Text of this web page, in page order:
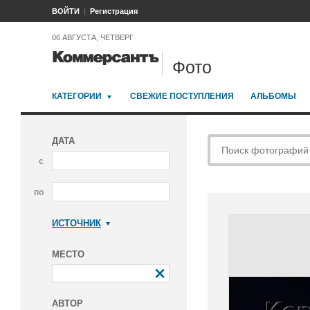
ВОЙТИ Регистрация
06 АВГУСТА, ЧЕТВЕРГ
Фото
КАТЕГОРИИ СВЕЖИЕ ПОСТУПЛЕНИЯ АЛЬБОМЫ
ДАТА
с
по
ИСТОЧНИК
МЕСТО
АВТОР